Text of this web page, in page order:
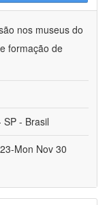
nos museus do
formação de
SP - Brasil
Mon Nov 30